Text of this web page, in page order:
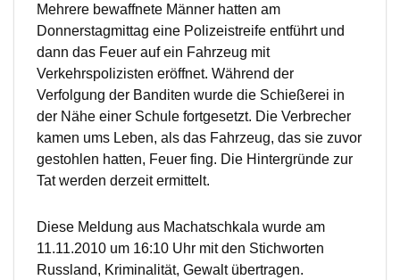
Mehrere bewaffnete Männer hatten am
Donnerstagmittag eine Polizeistreife entführt und
dann das Feuer auf ein Fahrzeug mit
Verkehrspolizisten eröffnet. Während der
Verfolgung der Banditen wurde die Schießerei in
der Nähe einer Schule fortgesetzt. Die Verbrecher
kamen ums Leben, als das Fahrzeug, das sie zuvor
gestohlen hatten, Feuer fing. Die Hintergründe zur
Tat werden derzeit ermittelt.
Diese Meldung aus Machatschkala wurde am
11.11.2010 um 16:10 Uhr mit den Stichworten
Russland, Kriminalität, Gewalt übertragen.